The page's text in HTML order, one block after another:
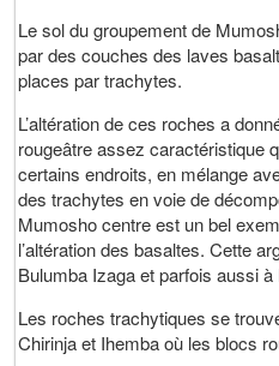
Le sol du groupement de
par des couches des laves
places par trachytes.
L’altération de ces roches a
rougeâtre assez caractéristique
certains endroits, en mélange
des trachytes en voie de
Mumosho centre est un bel
l’altération des basaltes. Cette
Bulumba Izaga et parfois aussi à
Les roches trachytiques se
Chirinja et Ihemba où les blocs